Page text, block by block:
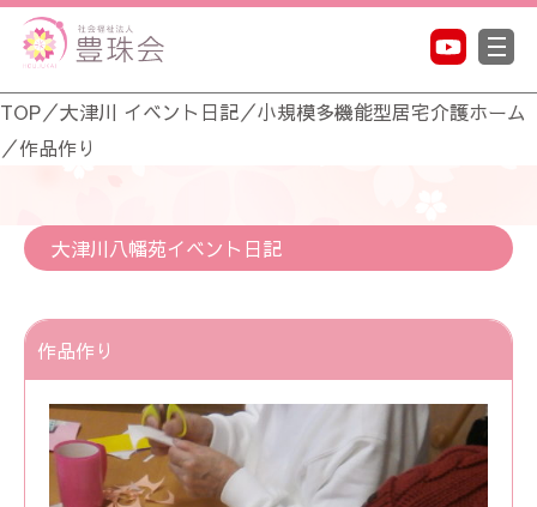
TOP／大津川 イベント日記／小規模多機能型居宅介護ホーム
／作品作り
大津川八幡苑イベント日記
作品作り